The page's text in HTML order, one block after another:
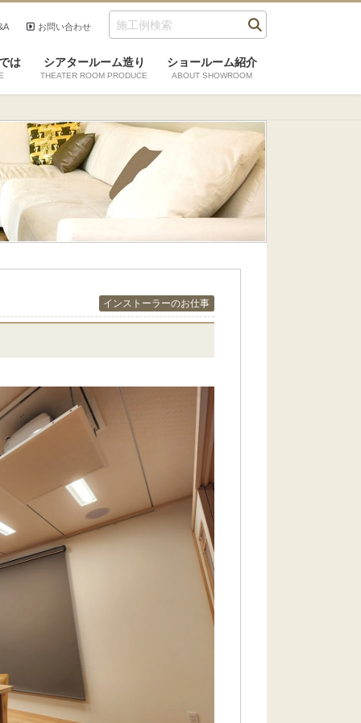
お問い合わせ
は シアタールーム造り
THEATER ROOM PRODUCE
ショールーム紹介
ABOUT SHOWROOM
インストーラーのお仕事